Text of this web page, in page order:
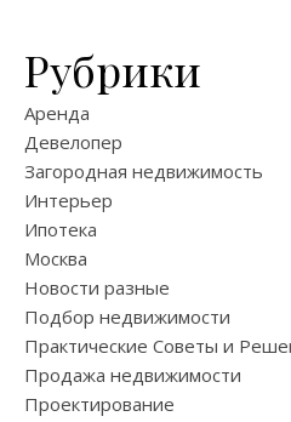
Рубрики
Аренда
Девелопер
Загородная недвижимость
Интерьер
Ипотека
Москва
Новости разные
Подбор недвижимости
Практические Советы и
Продажа недвижимости
Проектирование